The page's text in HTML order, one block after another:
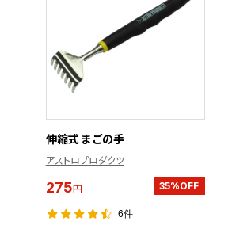
伸縮式 まごの手
アストロプロダクツ
275円 35%OFF
6件